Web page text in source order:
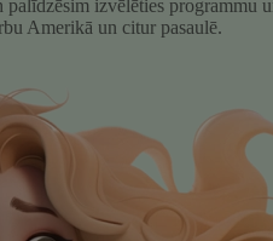
palīdzēsim izvēlēties programmu
Amerikā un citur pasaulē.